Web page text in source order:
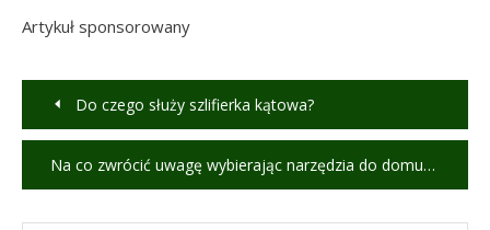
Artykuł sponsorowany
Nawigacja
wpisu
Do czego służy szlifierka kątowa?
Na co zwrócić uwagę wybierając narzędzia do domu?